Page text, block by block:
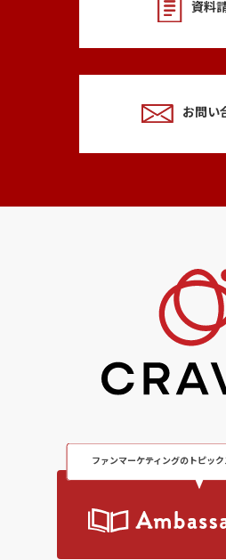
資料
お問い
ファンマーケティングのトピック